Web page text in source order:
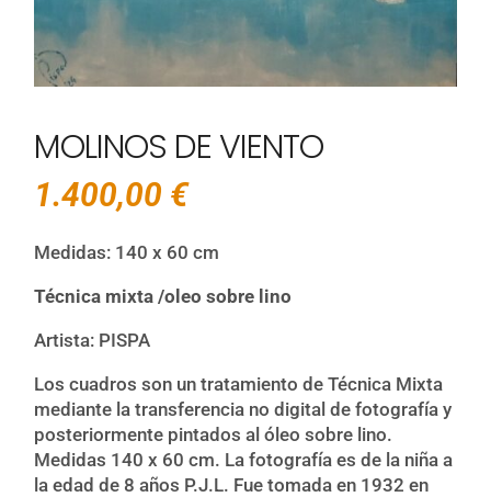
MOLINOS DE VIENTO
1.400,00 €
Medidas: 140 x 60 cm
Técnica mixta /oleo sobre lino
Artista: PISPA
Los cuadros son un tratamiento de Técnica Mixta
mediante la transferencia no digital de fotografía y
posteriormente pintados al óleo sobre lino.
Medidas 140 x 60 cm. La fotografía es de la niña a
la edad de 8 años P.J.L. Fue tomada en 1932 en